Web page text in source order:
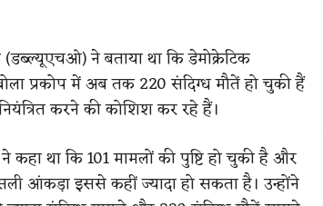
ने बताया था कि डेमोक्रेटिक
प्रकोप में अब तक 220 संदिग्ध मौतें हो चुकी हैं
करने की कोशिश कर रहे हैं।
था कि 101 मामलों की पुष्टि हो चुकी है और
आंकड़ा इससे कहीं ज्यादा हो सकता है। उन्होंने